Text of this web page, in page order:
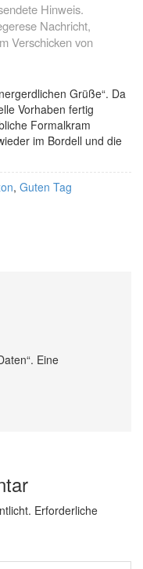
Hinweis.
Nachricht,
Verschicken von
Grüße“. Da
Vorhaben fertig
Formalkram
im Bordell und die
, Guten Tag
Eine
Erforderliche